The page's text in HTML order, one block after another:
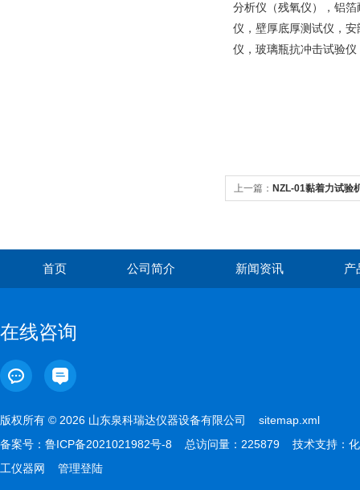
分析仪（残氧仪），铝
仪，壁厚底厚测试仪，
仪，玻璃瓶抗冲击试验
上一篇： NZL-01黏着力试验
首页 公司简介 新闻资讯 产
在线咨询
版权所有 © 2026 山东泉科瑞达仪器设备有限公司 sitemap.xml
备案号： 鲁ICP备2021021982号-8 总访问量：225879 技术支持： 化
工仪器网
管理登陆